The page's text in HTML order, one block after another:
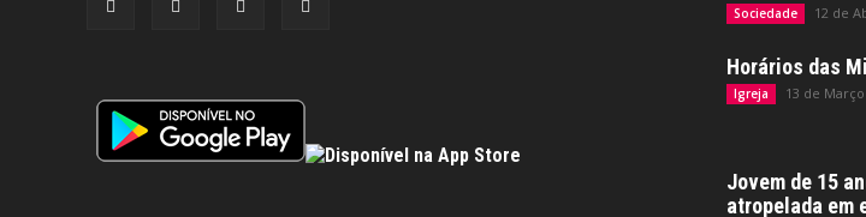
Sociedade 12 de
Horários das
Igreja 13 de
Jovem de 15
atropelada em